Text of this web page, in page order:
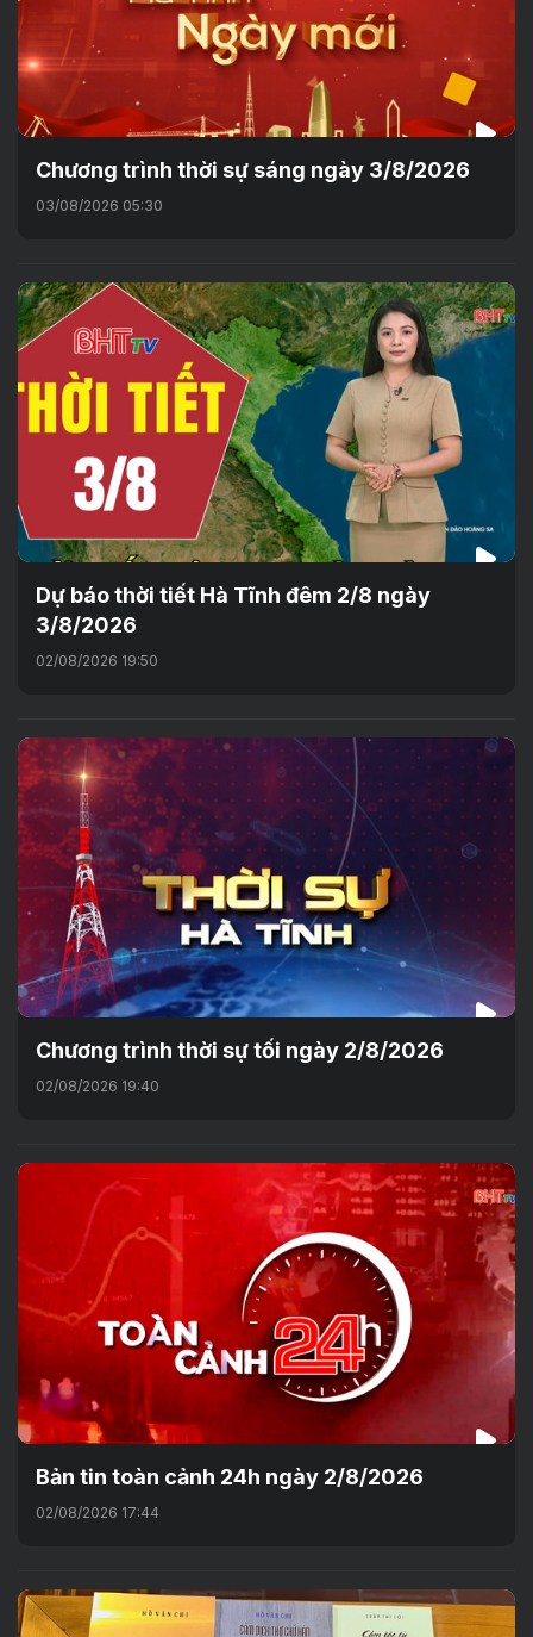
Chương trình thời sự sáng ngày 3/8/2026
03/08/2026 05:30
Dự báo thời tiết Hà Tĩnh đêm 2/8 ngày
3/8/2026
02/08/2026 19:50
Chương trình thời sự tối ngày 2/8/2026
02/08/2026 19:40
Bản tin toàn cảnh 24h ngày 2/8/2026
02/08/2026 17:44